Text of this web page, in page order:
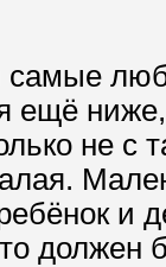
самые
ещё
не с
и
должен